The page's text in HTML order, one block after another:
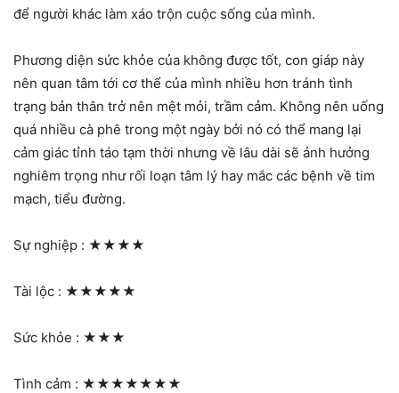
để người khác làm xáo trộn cuộc sống của mình.
Phương diện sức khỏe của không được tốt, con giáp này
nên quan tâm tới cơ thể của mình nhiều hơn tránh tình
trạng bản thân trở nên mệt mỏi, trầm cảm. Không nên uống
quá nhiều cà phê trong một ngày bởi nó có thể mang lại
cảm giác tỉnh táo tạm thời nhưng về lâu dài sẽ ảnh hưởng
nghiêm trọng như rối loạn tâm lý hay mắc các bệnh về tim
mạch, tiểu đường.
Sự nghiệp : ★★★★
Tài lộc : ★★★★★
Sức khỏe : ★★★
Tình cảm : ★★★★★★★